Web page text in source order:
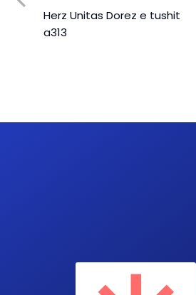
Herz Unitas Dorez e tushit
a313